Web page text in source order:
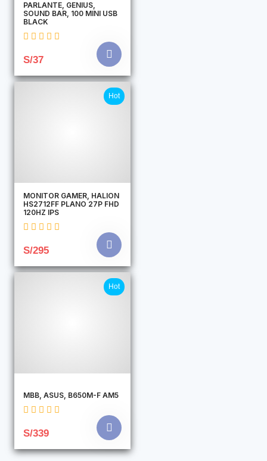
PARLANTE, GENIUS,
SOUND BAR, 100 MINI USB
BLACK
S/37
Hot
MONITOR GAMER, HALION
HS2712FF PLANO 27P FHD
120HZ IPS
S/295
Hot
MBB, ASUS, B650M-F AM5
S/339